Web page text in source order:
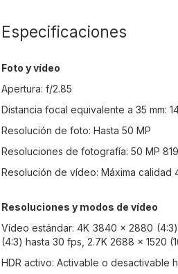
Especificaciones
Foto y vídeo
Apertura: f/2.85
Distancia focal equivalente a 35 mm:
Resolución de foto: Hasta 50 MP
Resoluciones de fotografía: 50 MP
Resolución de vídeo: Máxima calidad
Resoluciones y modos de vídeo
Vídeo estándar: 4K 3840 x 2880
(4:3) hasta 30 fps, 2.7K 2688 x 1520
HDR activo: Activable o desactivable